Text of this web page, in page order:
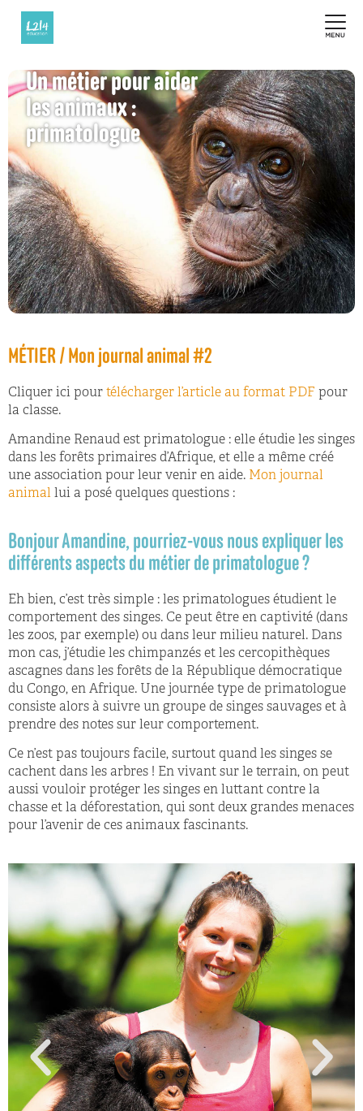
Un métier pour aider
les animaux :
primatologue
MÉTIER / Mon journal animal #2
Cliquer ici pour télécharger l’article au format PDF pour
la classe.
Amandine Renaud est primatologue : elle étudie les singes
dans les forêts primaires d’Afrique, et elle a même créé
une association pour leur venir en aide. Mon journal
animal lui a posé quelques questions :
Bonjour Amandine, pourriez-vous nous expliquer les
différents aspects du métier de primatologue ?
Eh bien, c’est très simple : les primatologues étudient le
comportement des singes. Ce peut être en captivité (dans
les zoos, par exemple) ou dans leur milieu naturel. Dans
mon cas, j’étudie les chimpanzés et les cercopithèques
ascagnes dans les forêts de la République démocratique
du Congo, en Afrique. Une journée type de primatologue
consiste alors à suivre un groupe de singes sauvages et à
prendre des notes sur leur comportement.
Ce n’est pas toujours facile, surtout quand les singes se
cachent dans les arbres ! En vivant sur le terrain, on peut
aussi vouloir protéger les singes en luttant contre la
chasse et la déforestation, qui sont deux grandes menaces
pour l’avenir de ces animaux fascinants.